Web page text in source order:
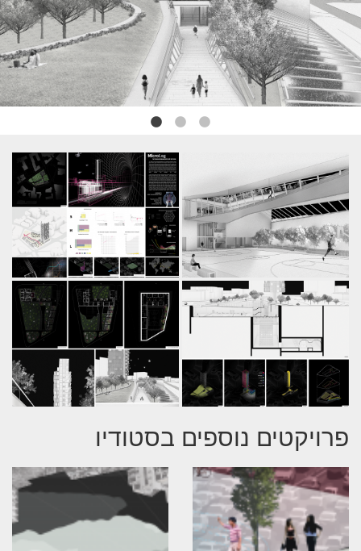
פרויקטים נוספים בסטודיו